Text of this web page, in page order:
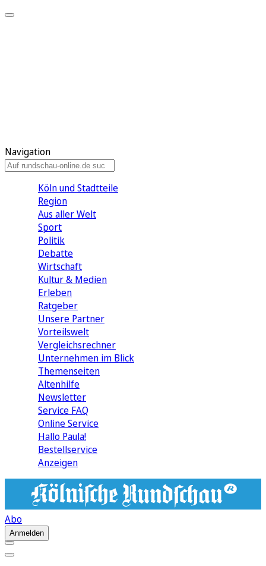
Navigation
Köln und Stadtteile
Region
Aus aller Welt
Sport
Politik
Debatte
Wirtschaft
Kultur & Medien
Erleben
Ratgeber
Unsere Partner
Vorteilswelt
Vergleichsrechner
Unternehmen im Blick
Themenseiten
Altenhilfe
Newsletter
Service FAQ
Online Service
Hallo Paula!
Bestellservice
Anzeigen
Abo
Anmelden